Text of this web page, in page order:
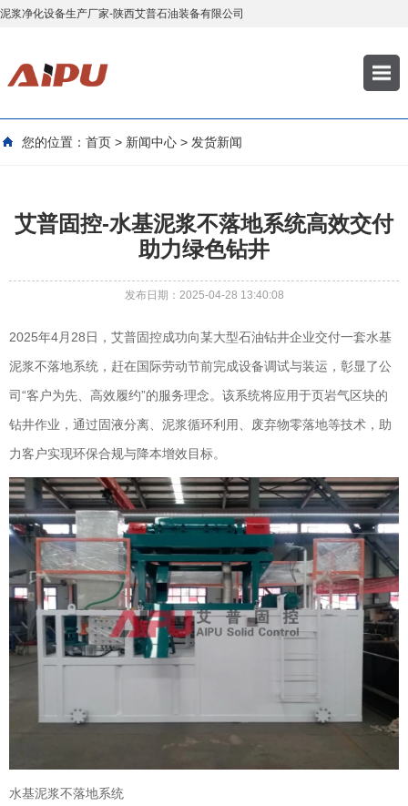
泥浆净化设备生产厂家-陕西艾普石油装备有限公司
您的位置： 首页 > 新闻中心 > 发货新闻
艾普固控-水基泥浆不落地系统高效交付
助力绿色钻井
发布日期：2025-04-28 13:40:08
2025年4月28日，艾普固控成功向某大型石油钻井企业交付一套水基
泥浆不落地系统，赶在国际劳动节前完成设备调试与装运，彰显了公
司“客户为先、高效履约”的服务理念。该系统将应用于页岩气区块的
钻井作业，通过固液分离、泥浆循环利用、废弃物零落地等技术，助
力客户实现环保合规与降本增效目标。
水基泥浆不落地系统